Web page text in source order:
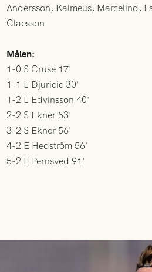
Andersson, Kalmeus, Marcelind,
Claesson
Målen:
1-0 S Cruse 17'
1-1 L Djuricic 30'
1-2 L Edvinsson 40'
2-2 S Ekner 53'
3-2 S Ekner 56'
4-2 E Hedström 56'
5-2 E Pernsved 91'